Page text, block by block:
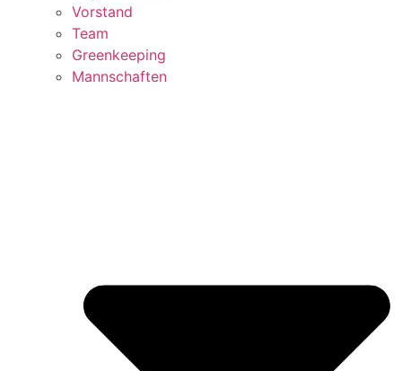
Vorstand
Team
Greenkeeping
Mannschaften